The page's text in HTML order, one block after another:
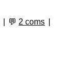
💬 2 coms